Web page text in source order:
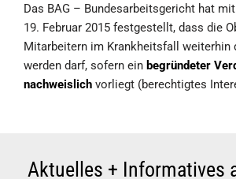
Das BAG – Bundesarbeitsgericht hat
19. Februar 2015 festgestellt, dass die
Mitarbeitern im Krankheitsfall weiterhin
werden darf, sofern ein begründeter
nachweislich vorliegt (berechtigtes